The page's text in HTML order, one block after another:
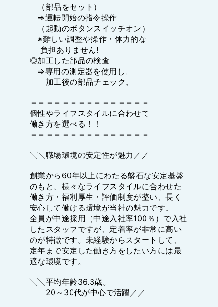
（部品をセット）
⇒運転開始の指令操作
（起動のボタンスイッチオン）
※難しい調整や操作・体力的な
負担ありません!
◎加工した部品の検査
⇒専用の測定器を使用し、
加工後の部品チェック。
＝＝＝＝＝＝＝＝＝＝＝＝＝＝＝
個性やライフスタイルに合わせて
働き方を選べる！！
＝＝＝＝＝＝＝＝＝＝＝＝＝＝＝
╲╲職場環境の安定性が魅力／／
創業から60年以上にわたる盤石な安定基盤
のもと、様々なライフスタイルに合わせた
働き方・福利厚生・評価制度が整い、長く
安心して働ける環境が当社の魅力です。
全員が中途採用（中途入社率100％）で入社
したスタッフですが、定着率が非常に高い
のが特徴です。未経験からスタートして、
定年まで安定した働き方をしたい方には最
適な環境です。
╲╲平均年齢36.3歳。
20～30代が中心で活躍／／